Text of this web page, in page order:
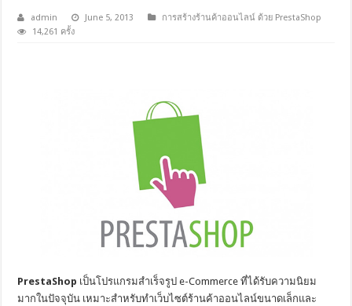
admin June 5, 2013
การสร้างร้านค้าออนไลน์ ด้วย PrestaShop
14,261 ครั้ง
PrestaShop เป็นโปรแกรมสำเร็จรูป e-Commerce ที่ได้รับความนิยม
มากในปัจจุบัน เหมาะสำหรับทำเว็บไซต์ร้านค้าออนไลน์ขนาดเล็กและ